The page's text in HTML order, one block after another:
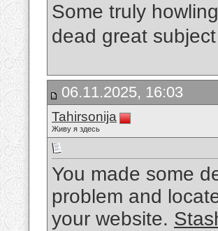
Some truly
dead great
06.11.2025, 16:03
Tahirsonija
Живу я здесь
You made some
problem and
your website.